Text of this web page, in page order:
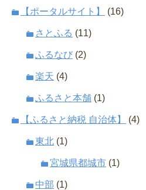
【ポータルサイト】 (16)
さとふる (11)
ふるなび (2)
楽天 (4)
ふるさと本舗 (1)
【ふるさと納税 自治体】 (4)
東北 (1)
宮城県都城市 (1)
中部 (1)